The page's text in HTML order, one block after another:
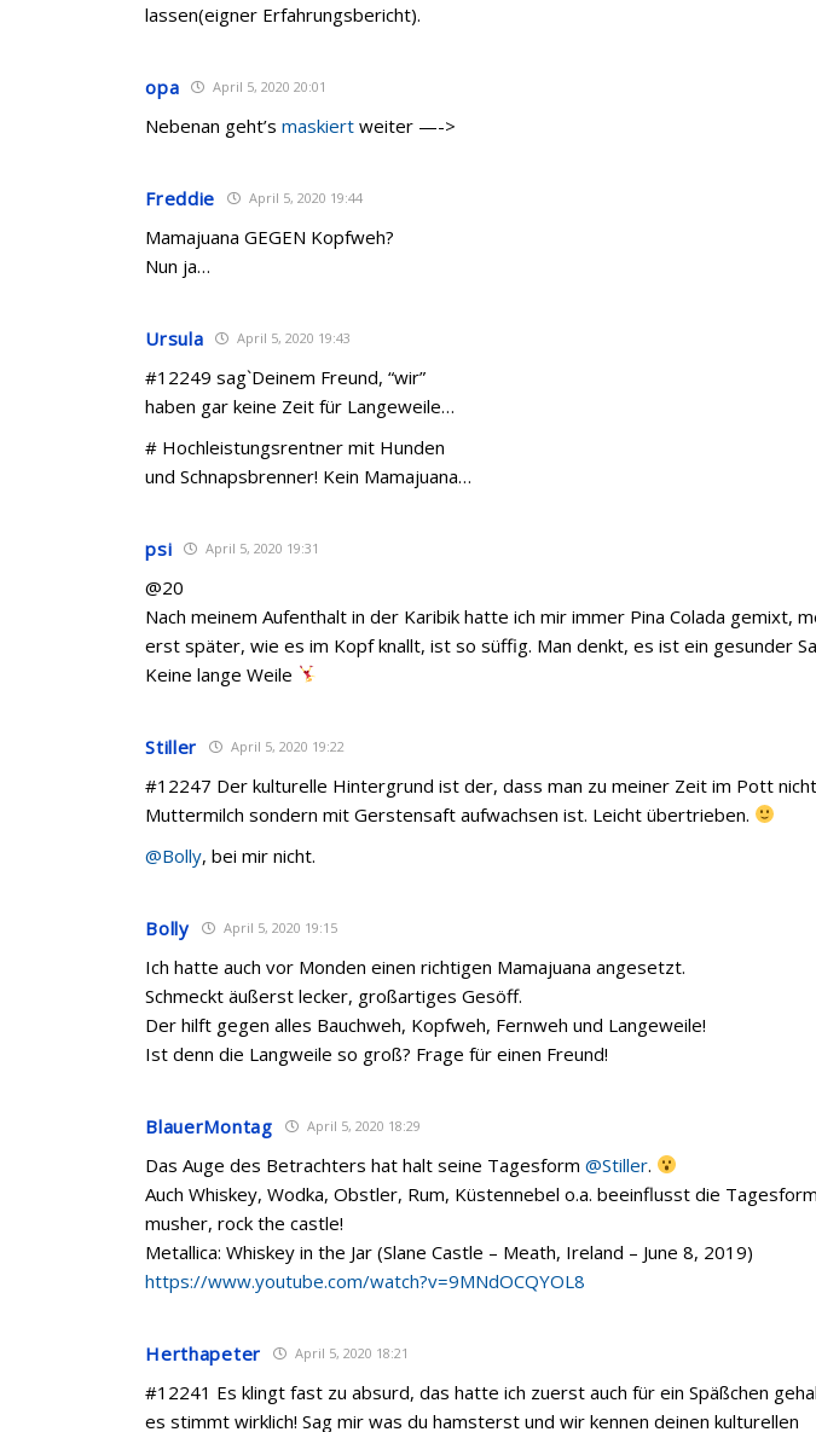
lassen(eigner Erfahrungsbericht).
opa April 5, 2020 20:01
Nebenan geht’smaskiert weiter —->
Freddie April 5, 2020 19:44
Mamajuana GEGEN Kopfweh?
Nun ja…
Ursula April 5, 2020 19:43
#12249 sag`Deinem Freund, “wir”
haben gar keine Zeit für Langeweile…
# Hochleistungsrentner mit Hunden
und Schnapsbrenner! Kein Mamajuana…
psi April 5, 2020 19:31
@20
Nach meinem Aufenthalt in der Karibik hatte ich mir immer Pina Colada gemixt,
erst später, wie es im Kopf knallt, ist so süffig. Man denkt, es ist ein gesunder
Keine lange Weile
Stiller April 5, 2020 19:22
#12247 Der kulturelle Hintergrund ist der, dass man zu meiner Zeit im Pott
Muttermilch sondern mit Gerstensaft aufwachsen ist. Leicht übertrieben.
@Bolly, bei mir nicht.
Bolly April 5, 2020 19:15
Ich hatte auch vor Monden einen richtigen Mamajuana angesetzt.
Schmeckt äußerst lecker, großartiges Gesöff.
Der hilft gegen alles Bauchweh, Kopfweh, Fernweh und Langeweile!
Ist denn die Langweile so groß? Frage für einen Freund!
BlauerMontag April 5, 2020 18:29
Das Auge des Betrachters hat halt seine Tagesform@Stiller.
Auch Whiskey, Wodka, Obstler, Rum, Küstennebel o.a. beeinflusst die
musher, rock the castle!
Metallica: Whiskey in the Jar (Slane Castle – Meath, Ireland – June 8, 2019)
https://www.youtube.com/watch?v=9MNdOCQYOL8
Herthapeter April 5, 2020 18:21
#12241 Es klingt fast zu absurd, das hatte ich zuerst auch für ein Späßchen
es stimmt wirklich! Sag mir was du hamsterst und wir kennen deinen kulturellen